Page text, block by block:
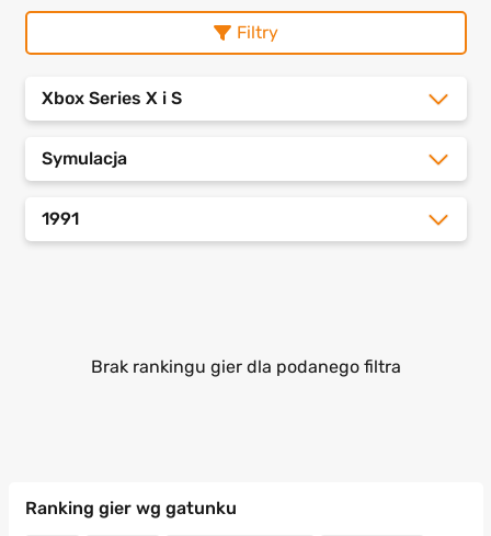
Filtry
Xbox Series X i S
Symulacja
1991
Brak rankingu gier dla podanego filtra
Ranking gier wg gatunku